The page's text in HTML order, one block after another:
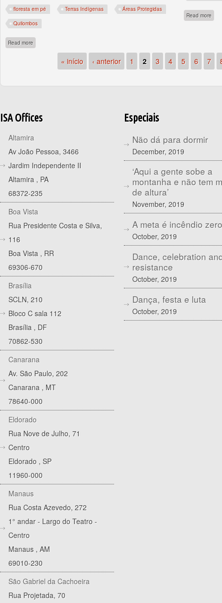
floresta em pé Terras Indígenas Áreas Protegidas
Quilombos
Read more
Read more
« início ‹ anterior 1 2 3 4 5 6 7
ISA Offices
Altamira
Av João Pessoa, 3466
Jardim Independente II
Altamira , PA
68372-235
Boa Vista
Rua Presidente Costa e Silva,
116
Boa Vista , RR
69306-670
Brasília
SCLN, 210
Bloco C sala 112
Brasília , DF
70862-530
Canarana
Av. São Paulo, 202
Canarana , MT
78640-000
Eldorado
Rua Nove de Julho, 71
Centro
Eldorado , SP
11960-000
Manaus
Rua Costa Azevedo, 272
1° andar - Largo do Teatro -
Centro
Manaus , AM
69010-230
São Gabriel da Cachoeira
Rua Projetada, 70
Especiais
Não dá para dormir
December, 2019
‘Aqui a gente sobe a
montanha e não tem
de altura’
November, 2019
A meta é incêndio zero
October, 2019
Dance, celebration
resistance
October, 2019
Dança, festa e luta
October, 2019